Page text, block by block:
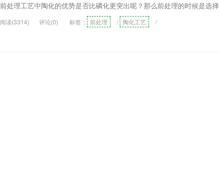
前处理工艺中陶化的优势是否比磷化更突出呢？那么前处理的时候是选
阅读(3314) 评论(0) 标签： 前处理 / 陶化工艺 /